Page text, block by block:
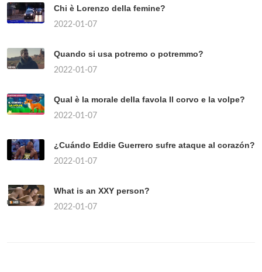
Chi è Lorenzo della femine?
2022-01-07
Quando si usa potremo o potremmo?
2022-01-07
Qual è la morale della favola Il corvo e la volpe?
2022-01-07
¿Cuándo Eddie Guerrero sufre ataque al corazón?
2022-01-07
What is an XXY person?
2022-01-07